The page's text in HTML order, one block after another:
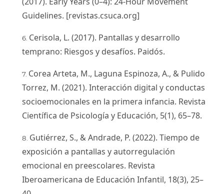
Guidelines. [revistas.csuca.org]
Cerisola, L. (2017). Pantallas y desarrollo
temprano: Riesgos y desafíos. Paidós.
Corea Arteta, M., Laguna Espinoza, A., & Pulido
Torrez, M. (2021). Interacción digital y conductas
socioemocionales en la primera infancia. Revista
Científica de Psicología y Educación, 5(1), 65–78.
Gutiérrez, S., & Andrade, P. (2022). Tiempo de
exposición a pantallas y autorregulación
emocional en preescolares. Revista
Iberoamericana de Educación Infantil, 18(3), 25–